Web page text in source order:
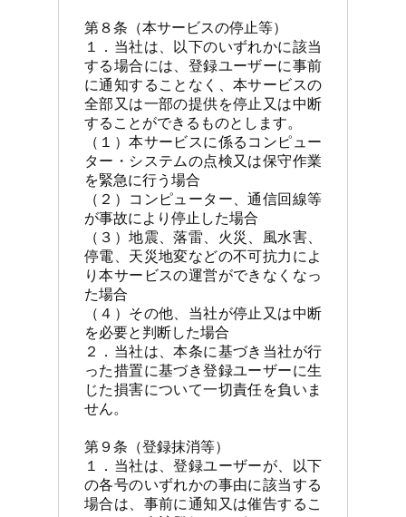
第８条（本サービスの停止等）
１．当社は、以下のいずれかに該当
する場合には、登録ユーザーに事前
に通知することなく、本サービスの
全部又は一部の提供を停止又は中断
することができるものとします。
（１）本サービスに係るコンピュー
ター・システムの点検又は保守作業
を緊急に行う場合
（２）コンピューター、通信回線等
が事故により停止した場合
（３）地震、落雷、火災、風水害、
停電、天災地変などの不可抗力によ
り本サービスの運営ができなくなっ
た場合
（４）その他、当社が停止又は中断
を必要と判断した場合
２．当社は、本条に基づき当社が行
った措置に基づき登録ユーザーに生
じた損害について一切責任を負いま
せん。
第９条（登録抹消等）
１．当社は、登録ユーザーが、以下
の各号のいずれかの事由に該当する
場合は、事前に通知又は催告するこ